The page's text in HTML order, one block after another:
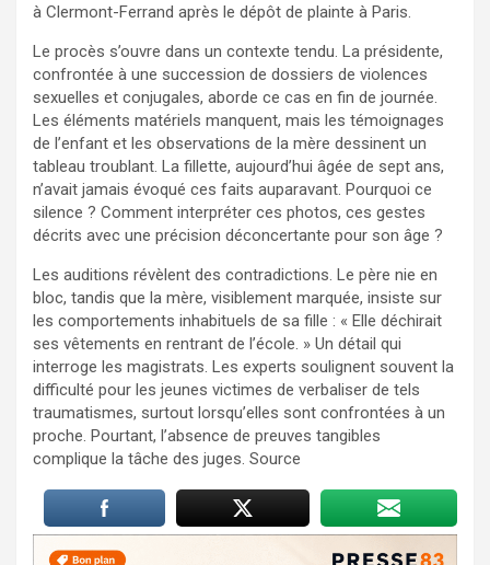
à Clermont-Ferrand après le dépôt de plainte à Paris.
Le procès s’ouvre dans un contexte tendu. La présidente,
confrontée à une succession de dossiers de violences
sexuelles et conjugales, aborde ce cas en fin de journée.
Les éléments matériels manquent, mais les témoignages
de l’enfant et les observations de la mère dessinent un
tableau troublant. La fillette, aujourd’hui âgée de sept ans,
n’avait jamais évoqué ces faits auparavant. Pourquoi ce
silence ? Comment interpréter ces photos, ces gestes
décrits avec une précision déconcertante pour son âge ?
Les auditions révèlent des contradictions. Le père nie en
bloc, tandis que la mère, visiblement marquée, insiste sur
les comportements inhabituels de sa fille : « Elle déchirait
ses vêtements en rentrant de l’école. » Un détail qui
interroge les magistrats. Les experts soulignent souvent la
difficulté pour les jeunes victimes de verbaliser de tels
traumatismes, surtout lorsqu’elles sont confrontées à un
proche. Pourtant, l’absence de preuves tangibles
complique la tâche des juges. Source